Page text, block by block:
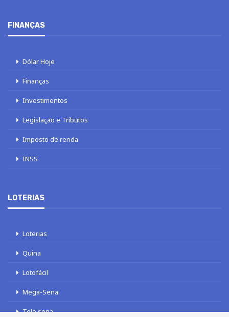
FINANÇAS
Dólar Hoje
Finanças
Investimentos
Legislação e Tributos
Imposto de renda
INSS
LOTERIAS
Loterias
Quina
Lotofácil
Mega-Sena
Tele sena